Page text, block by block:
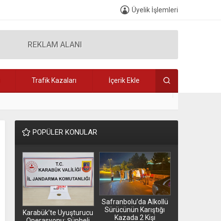
Üyelik İşlemleri
REKLAM ALANI
Trafik Kazaları İçerik Ekle
POPÜLER KONULAR
Karabük’te Uyuşturucu
Safranbolu’da Alkollü
Sürücünün Karıştığı
Kazada 2 Kişi